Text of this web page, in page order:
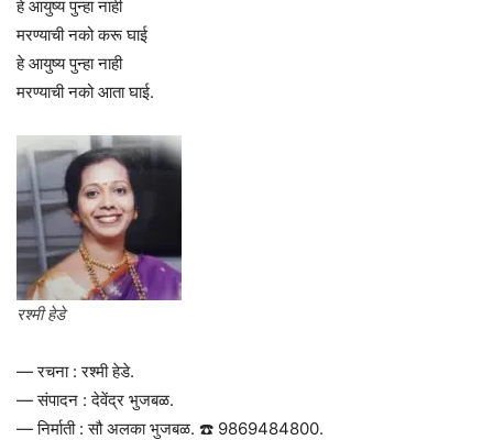
हे आयुष्य पुन्हा नाही
मरण्याची नको करू घाई
हे आयुष्य पुन्हा नाही
मरण्याची नको आता घाई.
रश्मी हेडे
— रचना : रश्मी हेडे.
— संपादन : देवेंद्र भुजबळ.
— निर्माती : सौ अलका भुजबळ. ☎️ 9869484800.